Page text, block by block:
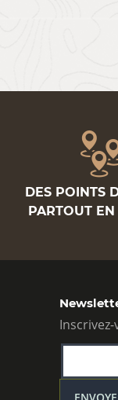
DES POINTS
PARTOUT